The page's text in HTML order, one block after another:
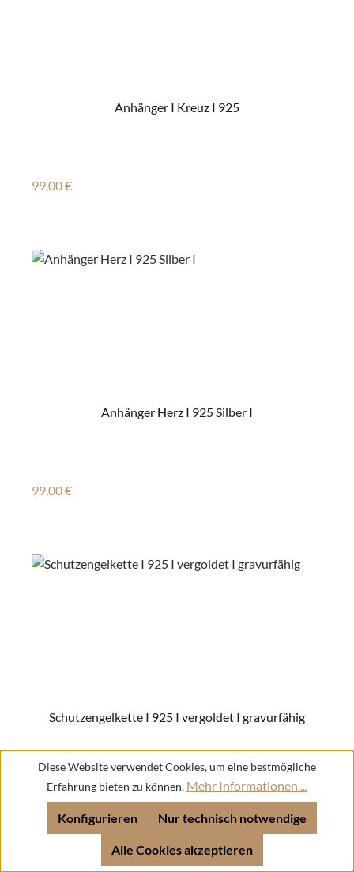
Anhänger I Kreuz I 925
Regulärer Preis:
99,00 €
Anhänger Herz I 925 Silber I
Regulärer Preis:
99,00 €
Schutzengelkette I 925 I vergoldet I gravurfähig
Regulärer Preis:
99,00 €
Diese Website verwendet Cookies, um eine bestmögliche
Erfahrung bieten zu können. Mehr Informationen ...
Nur technisch notwendige
Konfigurieren
Alle Cookies akzeptieren